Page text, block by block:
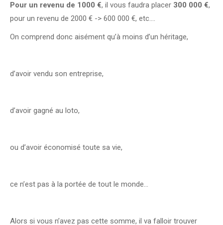
Pour un revenu de 1000 €, il vous faudra placer 300 000 €,
pour un revenu de 2000 € -> 600 000 €, etc….
On comprend donc aisément qu’à moins d’un héritage,
d’avoir vendu son entreprise,
d’avoir gagné au loto,
ou d’avoir économisé toute sa vie,
ce n’est pas à la portée de tout le monde…
Alors si vous n’avez pas cette somme, il va falloir trouver